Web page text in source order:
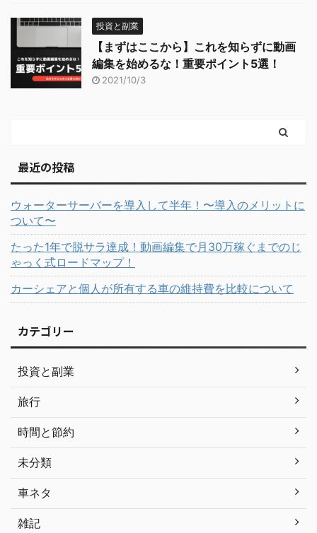
投資と副業
【まずはここから】これを知らずに動画
編集を始めるな！重要ポイント5選！
2021/10/3
最近の投稿
ウォーターサーバーを導入して半年！〜導入のメリットに
ついて〜
たった1年で脱サラ達成！動画編集で月30万稼ぐまでのじ
ゃっく式ロードマップ！
カーシェアと個人が所有する車の維持費を比較について
カテゴリー
投資と副業
旅行
時間と節約
未分類
車ネタ
雑記